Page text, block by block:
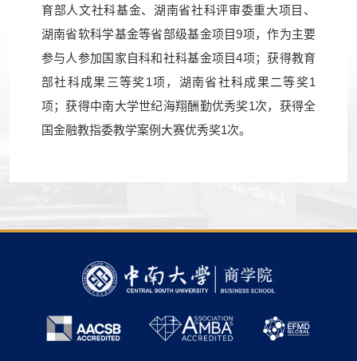
育部人文社科基金、湖南省社科评审委重大项目、
湖南省软科学基金等省部级基金项目9项，作为主要
参与人参加国家自科和社科基金项目4项；获得教育
部社科成果三等奖1项，湖南省社科成果二等奖1
项；获得中南大学世纪海翔酬勤优秀奖1次，获得全
国金融教指委教学案例大赛优秀奖1次。